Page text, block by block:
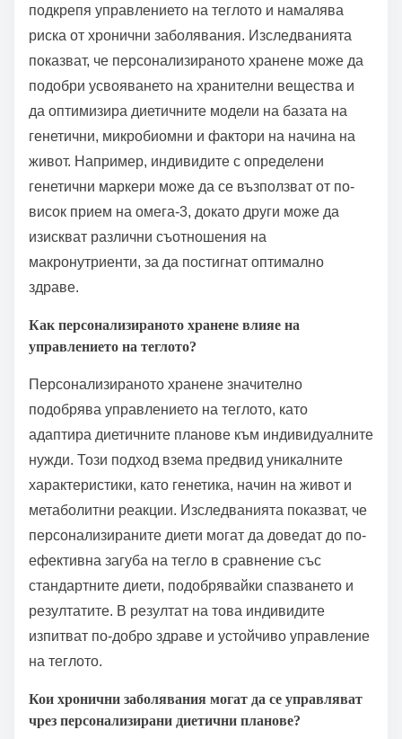
подкрепя управлението на теглото и намалява
риска от хронични заболявания. Изследванията
показват, че персонализираното хранене може да
подобри усвояването на хранителни вещества и
да оптимизира диетичните модели на базата на
генетични, микробиомни и фактори на начина на
живот. Например, индивидите с определени
генетични маркери може да се възползват от по-
висок прием на омега-3, докато други може да
изискват различни съотношения на
макронутриенти, за да постигнат оптимално
здраве.
Как персонализираното хранене влияе на
управлението на теглото?
Персонализираното хранене значително
подобрява управлението на теглото, като
адаптира диетичните планове към индивидуалните
нужди. Този подход взема предвид уникалните
характеристики, като генетика, начин на живот и
метаболитни реакции. Изследванията показват, че
персонализираните диети могат да доведат до по-
ефективна загуба на тегло в сравнение със
стандартните диети, подобрявайки спазването и
резултатите. В резултат на това индивидите
изпитват по-добро здраве и устойчиво управление
на теглото.
Кои хронични заболявания могат да се управляват
чрез персонализирани диетични планове?